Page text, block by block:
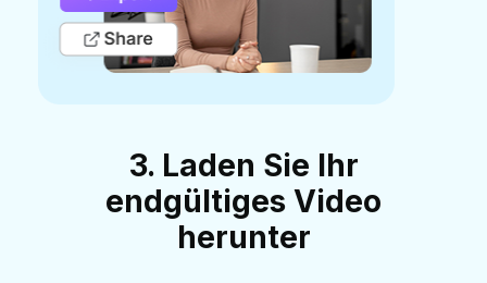
3. Laden Sie Ihr
endgültiges Video
herunter